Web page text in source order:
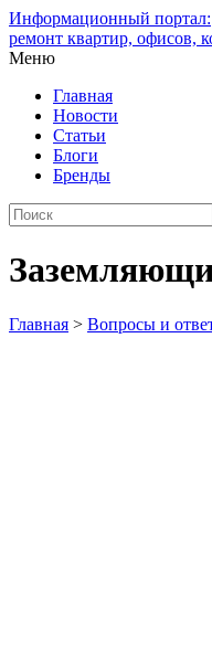
Информационный портал:
ремонт квартир, офисов,
Меню
Главная
Новости
Статьи
Блоги
Бренды
Главная > Вопросы и